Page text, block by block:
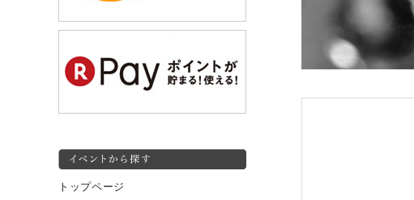
トップページ